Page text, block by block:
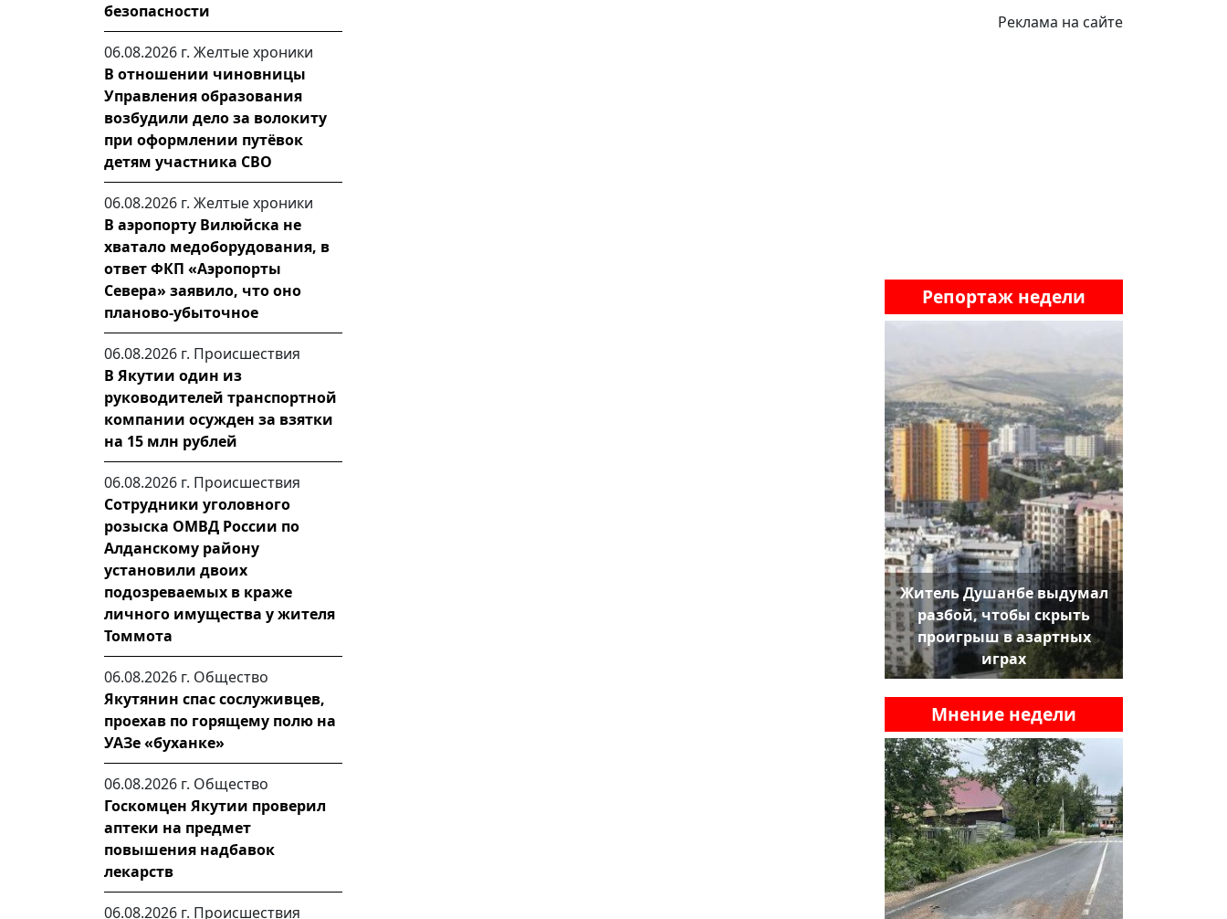
безопасности
06.08.2026 г. Желтые хроники
В отношении чиновницы
Управления образования
возбудили дело за волокиту
при оформлении путёвок
детям участника СВО
06.08.2026 г. Желтые хроники
В аэропорту Вилюйска не
хватало медоборудования, в
ответ ФКП «Аэропорты
Севера» заявило, что оно
планово-убыточное
06.08.2026 г. Происшествия
В Якутии один из
руководителей транспортной
компании осужден за взятки
на 15 млн рублей
06.08.2026 г. Происшествия
Сотрудники уголовного
розыска ОМВД России по
Алданскому району
установили двоих
подозреваемых в краже
личного имущества у жителя
Томмота
06.08.2026 г. Общество
Якутянин спас сослуживцев,
проехав по горящему полю на
УАЗе «буханке»
06.08.2026 г. Общество
Госкомцен Якутии проверил
аптеки на предмет
повышения надбавок
лекарств
06.08.2026 г. Происшествия
Реклама на сайте
Репортаж недели
Житель Душанбе выдумал
разбой, чтобы скрыть
проигрыш в азартных
играх
Мнение недели